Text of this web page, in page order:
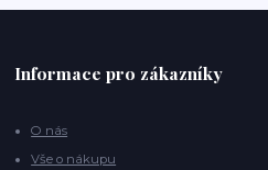
Informace pro zákazníky
O nás
Vše o nákupu